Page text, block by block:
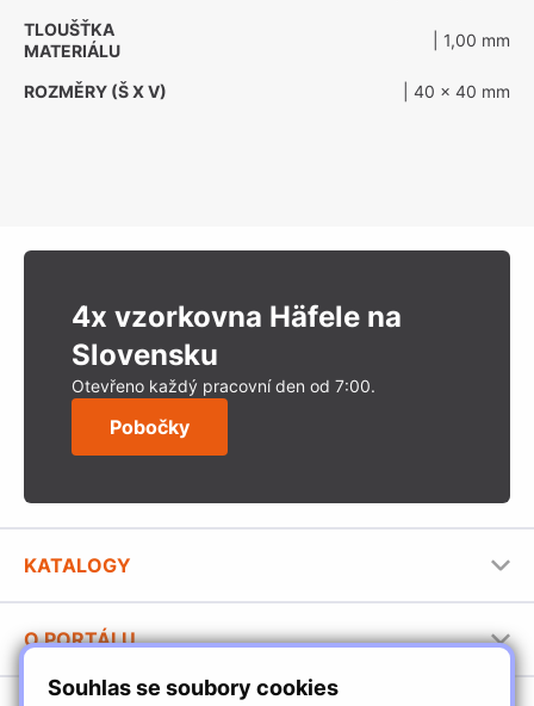
Souhlas se soubory cookies
TLOUŠŤKA
MATERIÁLU
| 1,00 mm
ROZMĚRY (Š X V) | 40 x 40 mm
4x vzorkovna Häfele na
Slovensku
Otevřeno každý pracovní den od 7:00.
Pobočky
KATALOGY
Stavební katalog Häfele
Brožury Häfele
O PORTÁLU
Provozovatel portálu